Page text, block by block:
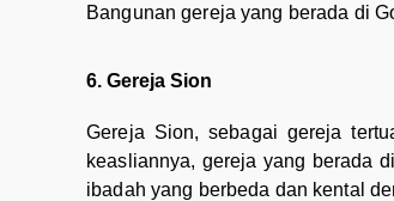
Bangunan gereja yang berada di
6. Gereja Sion
Gereja Sion, sebagai gereja
keasliannya, gereja yang berada
ibadah yang berbeda dan kental